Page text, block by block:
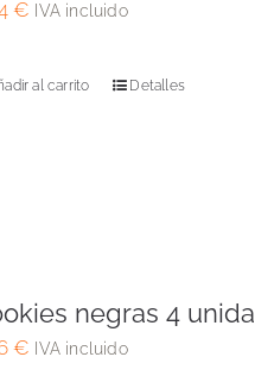
€ IVA incluido
al carrito Detalles
negras 4
€ IVA incluido